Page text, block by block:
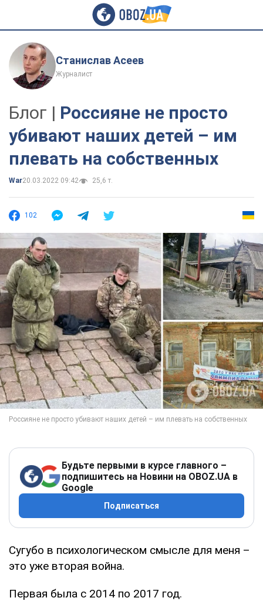
Станислав Асеев
Журналист
Блог | Россияне не просто
убивают наших детей – им
плевать на собственных
War20.03.2022 09:42 25,6 т.
102
Будьте первыми в курсе главного –
подпишитесь на Новини на OBOZ.UA в
Google
Подписаться
Сугубо в психологическом смысле для меня –
это уже вторая война.
Первая была с 2014 по 2017 год.